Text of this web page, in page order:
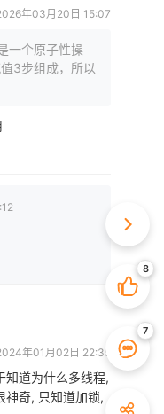
年03月20日 15:07
一个原子性操
3步组成，所以
年01月02日 22:35
知道为什么多线程,
神奇, 只知道加锁,